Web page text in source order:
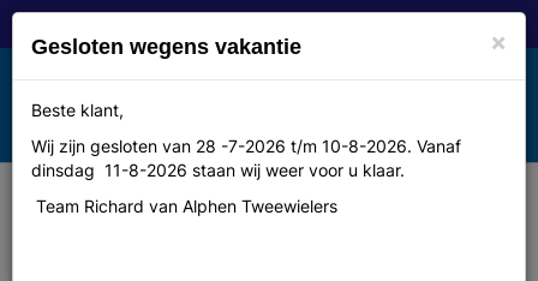
Toggle
navigation
MENU
Willex CR13E Zadeldek
×
Gesloten wegens vakantie
Beste klant,
Wij zijn gesloten van 28 -7-2026 t/m 10-8-2026. Vanaf
dinsdag 11-8-2026 staan wij weer voor u klaar.
Team Richard van Alphen Tweewielers